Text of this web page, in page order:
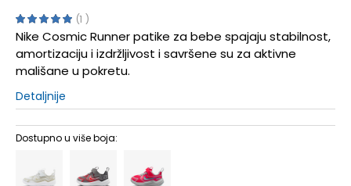
1
Nike Cosmic Runner patike za bebe spajaju stabilnost,
amortizaciju i izdržljivost i savršene su za aktivne
mališane u pokretu.
Detaljnije
Dostupno u više boja: